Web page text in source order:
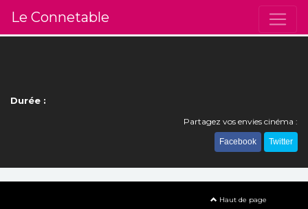
Le Connetable
Durée :
Partagez vos envies cinéma :
Facebook Twitter
Haut de page